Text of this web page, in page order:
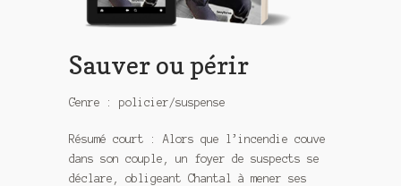
Sauver ou périr
Genre : policier/suspense
Résumé court : Alors que l’incendie couve
dans son couple, un foyer de suspects se
déclare, obligeant Chantal à mener ses